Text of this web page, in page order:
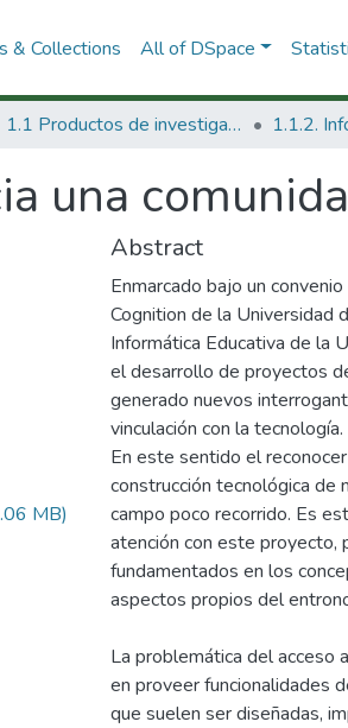
& Collections All of DSpace
1.1 Productos de investigación 1.1.2.
una
MB)
Abstract
Enmarcado bajo un
Cognition de la Universidad
Informática Educativa de la
el desarrollo de proyectos
generado nuevos
vinculación con la tecnología.
En este sentido el
construcción tecnológica de
campo poco recorrido. Es
atención con este proyecto,
fundamentados en los
aspectos propios del
La problemática del acceso
en proveer funcionalidades
que suelen ser diseñadas,